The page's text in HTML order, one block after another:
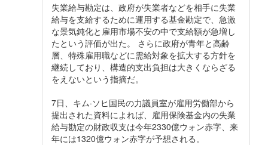
失業給与勘定は、政府が失業者などを相手に失業
給与を支給するために運用する基金勘定で、急激
な景気鈍化と雇用市場不安の中で支給額が急増し
たという評価が出た。 さらに政府が青年と高齢
層、特殊雇用職などに需給対象を拡大する方針を
継続しており、構造的支出負担は大きくならざる
をえないという指摘だ。
7日、キム·ソヒ国民の力議員室が雇用労働部から
提出された資料によれば、雇用保険基金内の失業
給与勘定の財政収支は今年2330億ウォン赤字、来
年には1320億ウォン赤字が予想される。